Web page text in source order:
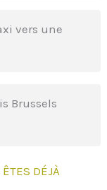
vers une
Brussels
DÉJÀ